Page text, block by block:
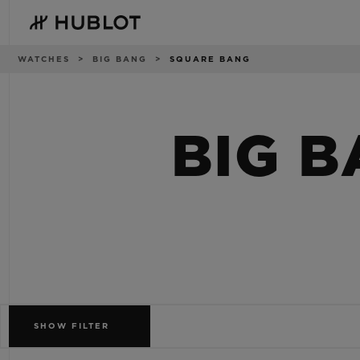
main
Brotkrümel
WATCHES BIG BANG SQUARE BANG
BIG
SHOW FILTER
NEUHEITEN